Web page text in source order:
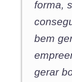
forma,
bem
gerar